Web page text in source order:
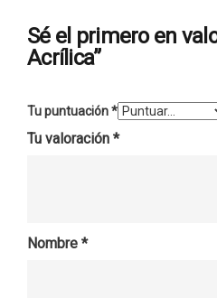
Sé el primero en
Acrílica”
Tu puntuación*
Tu valoración *
Nombre *